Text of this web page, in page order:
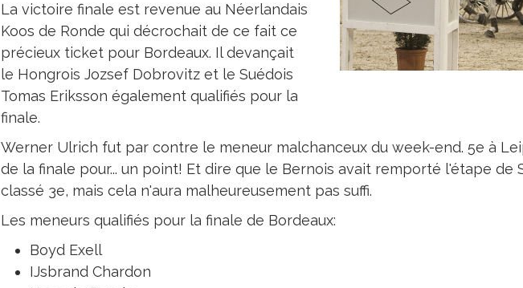
La victoire finale est revenue au Néerlandais
Koos de Ronde qui décrochait de ce fait ce
précieux ticket pour Bordeaux. Il devançait
le Hongrois Jozsef Dobrovitz et le Suédois
Tomas Eriksson également qualifiés pour la
finale.
Werner Ulrich fut par contre le meneur malchanceux du week-end. 5e à
de la finale pour... un point! Et dire que le Bernois avait remporté l'étape de
classé 3e, mais cela n'aura malheureusement pas suffi.
Les meneurs qualifiés pour la finale de Bordeaux:
Boyd Exell
IJsbrand Chardon